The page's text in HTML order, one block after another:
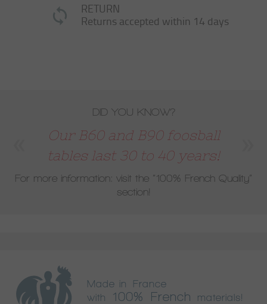
RETURN
Returns accepted within 14 days
DID YOU KNOW?
Our B60 and B90 foosball
tables last 30 to 40 years!
For more information: visit the “100% French Quality”
section!
Made in France
with
100% French
materials!